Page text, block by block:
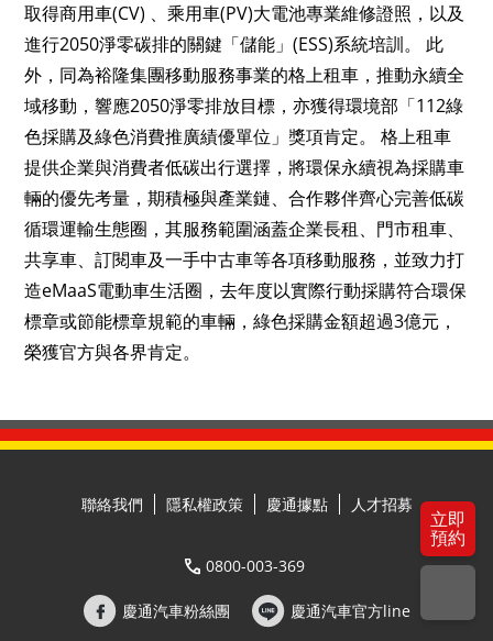
取得商用車(CV) 、乘用車(PV)大電池專業維修證照，以及
進行2050淨零碳排的關鍵「儲能」(ESS)系統培訓。 此
外，同為裕隆集團移動服務事業的格上租車，推動永續全
域移動，響應2050淨零排放目標，亦獲得環境部「112綠
色採購及綠色消費推廣績優單位」獎項肯定。 格上租車
提供企業與消費者低碳出行選擇，將環保永續視為採購車
輛的優先考量，期積極與產業鏈、合作夥伴齊心完善低碳
循環運輸生態圈，其服務範圍涵蓋企業長租、門市租車、
共享車、訂閱車及一手中古車等各項移動服務，並致力打
造eMaaS電動車生活圈，去年度以實際行動採購符合環保
標章或節能標章規範的車輛，綠色採購金額超過3億元，
榮獲官方與各界肯定。
聯絡我們 隱私權政策 慶通據點 人才招募
0800-003-369
慶通汽車粉絲團 慶通汽車官方line
立即
預約